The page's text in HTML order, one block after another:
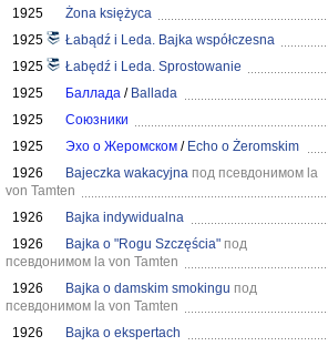
1925
Żona księżyca
1925
Łabądź i Leda. Bajka współczesna
1925
Łabędź i Leda. Sprostowanie
1925
Баллада / Ballada
1925
Союзники
1925
Эхо о Жеромском / Echo o Żeromskim
1926
Bajeczka wakacyjna под псевдонимом la
von Tamten
1926
Bajka indywidualna
1926
Bajka o "Rogu Szczęścia" под
псевдонимом la von Tamten
1926
Bajka o damskim smokingu под
псевдонимом la von Tamten
1926
Bajka o ekspertach